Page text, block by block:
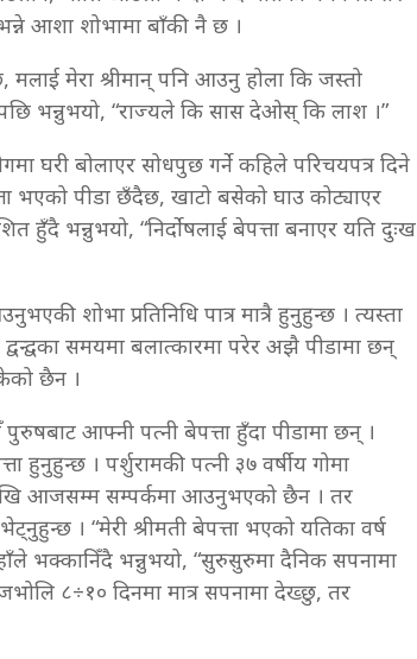
आशा शोभामा बाँकी नै छ ।
मेरा श्रीमान् पनि आउनु होला कि जस्तो
भन्नुभयो, “राज्यले कि सास देओस् कि लाश ।”
घरी बोलाएर सोधपुछ गर्ने कहिले परिचयपत्र दिने
भएको पीडा छँदैछ, खाटो बसेको घाउ कोट्याएर
भन्नुभयो, “निर्दोषलाई बेपत्ता बनाएर यति दुःख
शोभा प्रतिनिधि पात्र मात्रै हुनुहुन्छ । त्यस्ता
समयमा बलात्कारमा परेर अझै पीडामा छन्
छैन ।
आफ्नी पत्नी बेपत्ता हुँदा पीडामा छन् ।
हुनुहुन्छ । पर्शुरामकी पत्नी ३७ वर्षीय गोमा
आजसम्म सम्पर्कमा आउनुभएको छैन । तर
। “मेरी श्रीमती बेपत्ता भएको यतिका वर्ष
भक्कानिँदै भन्नुभयो, “सुरुसुरुमा दैनिक सपनामा
८÷१० दिनमा मात्र सपनामा देख्छु, तर